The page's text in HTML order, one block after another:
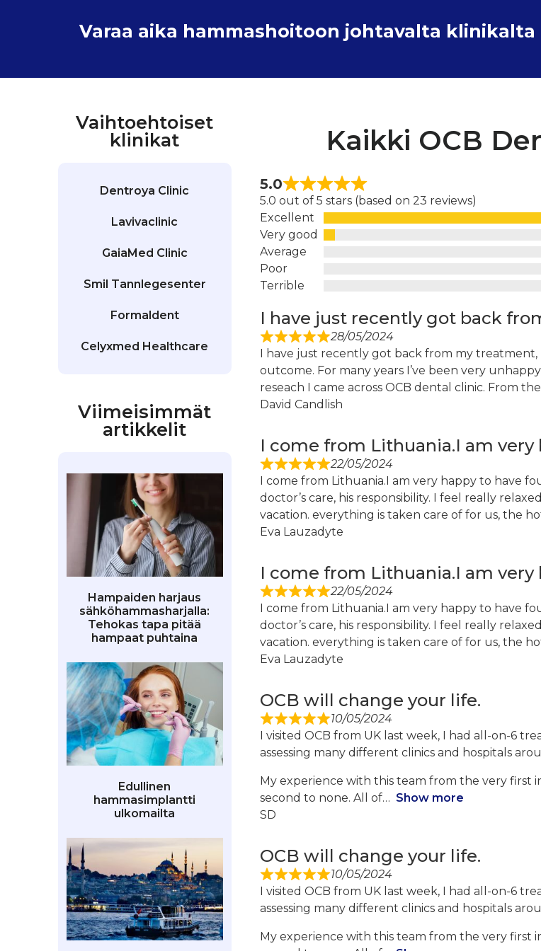
Varaa aika hammashoitoon johtavalta klinikalta
Vaihtoehtoiset
klinikat
Dentroya Clinic
Lavivaclinic
GaiaMed Clinic
Smil Tannlegesenter
Formaldent
Celyxmed Healthcare
Viimeisimmät
artikkelit
Hampaiden harjaus
sähköhammasharjalla:
Tehokas tapa pitää
hampaat puhtaina
Edullinen
hammasimplantti
ulkomailta
Kaikki OCB
5.0
5.0 out of 5 stars (based on 23 reviews)
Excellent
Very good
Average
Poor
Terrible
I have just recently got back
28/05/2024
I have just recently got back from my treatment,
outcome. For many years I’ve been very
reseach I came across OCB dental clinic. From
David Candlish
I come from Lithuania.I am very
22/05/2024
I come from Lithuania.I am very happy to have
doctor’s care, his responsibility. I feel really
vacation. everything is taken care of for us, the
Eva Lauzadyte
I come from Lithuania.I am very
22/05/2024
I come from Lithuania.I am very happy to have
doctor’s care, his responsibility. I feel really
vacation. everything is taken care of for us, the
Eva Lauzadyte
OCB will change your life.
10/05/2024
I visited OCB from UK last week, I had all-on-6
assessing many different clinics and hospitals
My experience with this team from the very first
second to none. All of
Show more
SD
OCB will change your life.
10/05/2024
I visited OCB from UK last week, I had all-on-6
assessing many different clinics and hospitals
My experience with this team from the very first